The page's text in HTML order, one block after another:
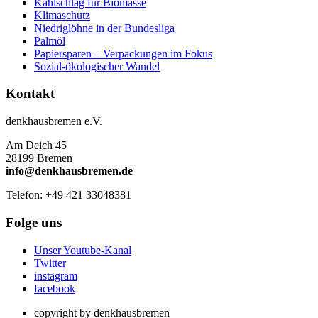
Klimaschutz
Niedriglöhne in der Bundesliga
Palmöl
Papiersparen – Verpackungen im Fokus
Sozial-ökologischer Wandel
Kontakt
denkhausbremen e.V.
Am Deich 45
28199 Bremen
info@denkhausbremen.de
Telefon: +49 421 33048381
Folge uns
Unser Youtube-Kanal
Twitter
instagram
facebook
copyright by denkhausbremen